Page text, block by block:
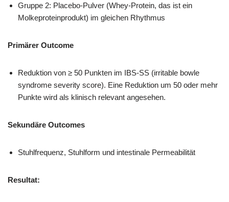
Gruppe 2: Placebo-Pulver (Whey-Protein, das ist ein
Molkeproteinprodukt) im gleichen Rhythmus
Primärer Outcome
Reduktion von ≥ 50 Punkten im IBS-SS (irritable bowle
syndrome severity score). Eine Reduktion um 50 oder mehr
Punkte wird als klinisch relevant angesehen.
Sekundäre Outcomes
Stuhlfrequenz, Stuhlform und intestinale Permeabilität
Resultat: